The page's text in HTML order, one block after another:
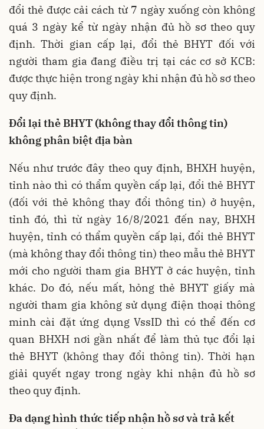
đổi thẻ được cải cách từ 7 ngày xuống còn không
quá 3 ngày kể từ ngày nhận đủ hồ sơ theo quy
định. Thời gian cấp lại, đổi thẻ BHYT đối với
người tham gia đang điều trị tại các cơ sở KCB:
được thực hiện trong ngày khi nhận đủ hồ sơ theo
quy định.
Đổi lại thẻ BHYT (không thay đổi thông tin)
không phân biệt địa bàn
Nếu như trước đây theo quy định, BHXH huyện,
tỉnh nào thì có thẩm quyền cấp lại, đổi thẻ BHYT
(đối với thẻ không thay đổi thông tin) ở huyện,
tỉnh đó, thì từ ngày 16/8/2021 đến nay, BHXH
huyện, tỉnh có thẩm quyền cấp lại, đổi thẻ BHYT
(mà không thay đổi thông tin) theo mẫu thẻ BHYT
mới cho người tham gia BHYT ở các huyện, tỉnh
khác. Do đó, nếu mất, hỏng thẻ BHYT giấy mà
người tham gia không sử dụng điện thoại thông
minh cài đặt ứng dụng VssID thì có thể đến cơ
quan BHXH nơi gần nhất để làm thủ tục đổi lại
thẻ BHYT (không thay đổi thông tin). Thời hạn
giải quyết ngay trong ngày khi nhận đủ hồ sơ
theo quy định.
Đa dạng hình thức tiếp nhận hồ sơ và trả kết